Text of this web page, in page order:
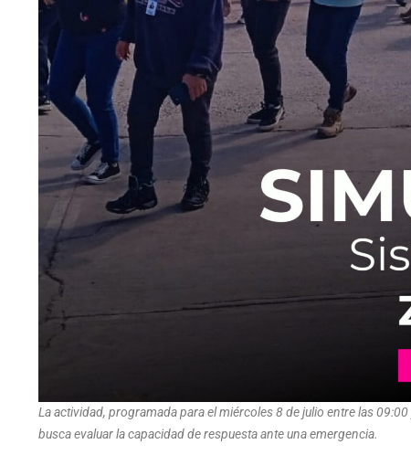
La actividad, programada para el miércoles 8 de julio entre las
busca evaluar la capacidad de respuesta ante una emergencia.